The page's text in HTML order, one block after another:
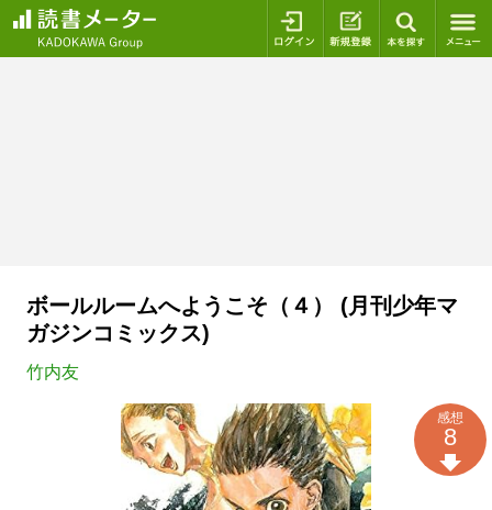
ログイン 新規登録
ボールルームへようこそ（４） (月刊少年マ
ガジンコミックス)
竹内友
感想
8